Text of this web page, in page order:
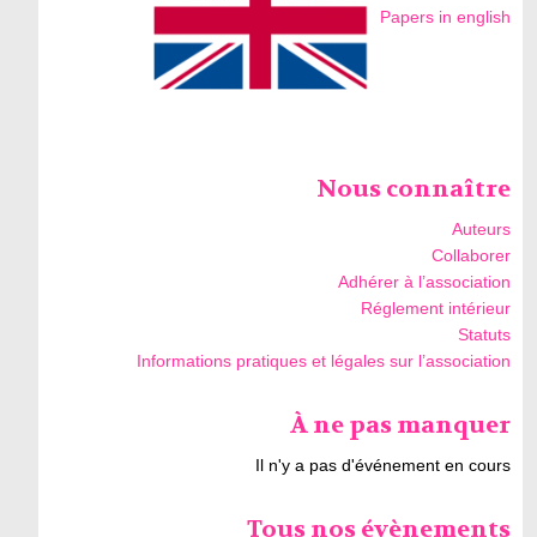
Papers in english
Nous connaître
Auteurs
Collaborer
Adhérer à l’association
Réglement intérieur
Statuts
Informations pratiques et légales sur l’association
À ne pas manquer
Il n'y a pas d'événement en cours
Tous nos évènements